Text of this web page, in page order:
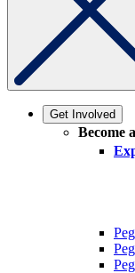
Get Involved
Become